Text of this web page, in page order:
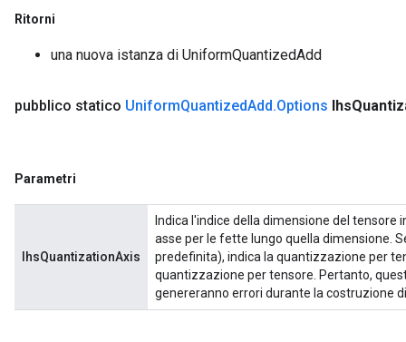
Ritorni
una nuova istanza di UniformQuantizedAdd
pubblico statico UniformQuantizedAdd.Options lhs
Parametri
lhsQuantizationAxis
Indica l'indice della dimensione del
asse per le fette lungo quella dimensione.
predefinita), indica la quantizzazione per
quantizzazione per tensore. Pertanto,
genereranno errori durante la costruzione